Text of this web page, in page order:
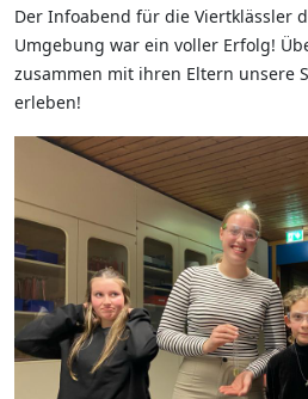
Der Infoabend für die Viertklässler
Umgebung war ein voller Erfolg!
zusammen mit ihren Eltern unsere
erleben!